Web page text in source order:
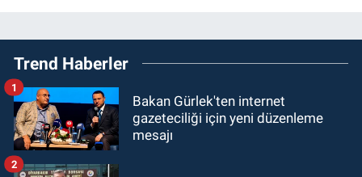
Trend Haberler
Bakan Gürlek'ten internet
gazeteciliği için yeni düzenleme
mesajı
1
2